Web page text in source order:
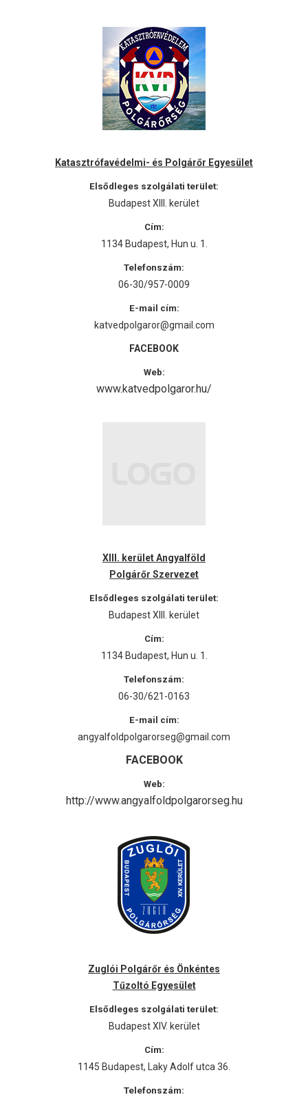
Katasztrófavédelmi- és Polgárőr Egyesület
Elsődleges szolgálati terület:
Budapest XIII. kerület
Cím:
1134 Budapest, Hun u. 1.
Telefonszám:
06-30/957-0009
E-mail cím:
katvedpolgaror@gmail.com
FACEBOOK
Web:
www.katvedpolgaror.hu/
XIII. kerület Angyalföld
Polgárőr Szervezet
Elsődleges szolgálati terület:
Budapest XIII. kerület
Cím:
1134 Budapest, Hun u. 1.
Telefonszám:
06-30/621-0163
E-mail cím:
angyalfoldpolgarorseg@gmail.com
FACEBOOK
Web:
http://www.angyalfoldpolgarorseg.hu
Zuglói Polgárőr és Önkéntes
Tűzoltó Egyesület
Elsődleges szolgálati terület:
Budapest XIV. kerület
Cím:
1145 Budapest, Laky Adolf utca 36.
Telefonszám: